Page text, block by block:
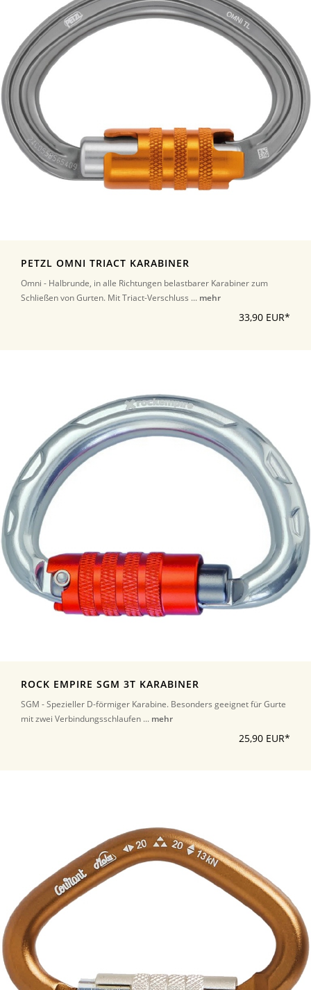
PETZL OMNI TRIACT KARABINER
Omni - Halbrunde, in alle Richtungen belastbarer Karabiner zum
Schließen von Gurten. Mit Triact-Verschluss ... mehr
33,90 EUR*
ROCK EMPIRE SGM 3T KARABINER
SGM - Spezieller D-förmiger Karabine. Besonders geeignet für Gurte
mit zwei Verbindungsschlaufen ... mehr
25,90 EUR*